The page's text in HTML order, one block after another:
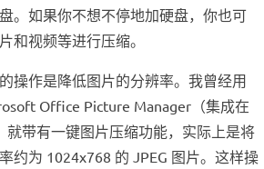
。如果你不想不停地加硬盘，你也可
和视频等进行压缩。
操作是降低图片的分辨率。我曾经用
Office Picture Manager（集成在
就带有一键图片压缩功能，实际上是将
约为 1024x768 的 JPEG 图片。这样操